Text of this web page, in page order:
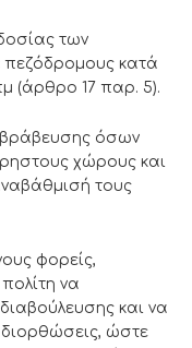
των
πεζόδρομους κατά
(άρθρο 17 παρ. 5).
όσων
χώρους και
τους
φορείς,
να
και να
διορθώσεις, ώστε